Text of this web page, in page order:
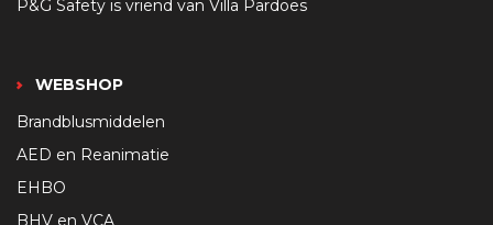
P&G Safety is vriend van Villa Pardoes
WEBSHOP
Brandblusmiddelen
AED en Reanimatie
EHBO
BHV en VCA